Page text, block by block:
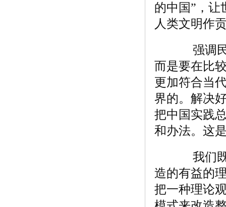
的中国”，让
人类文明作
强调民
而是要在比
更加符合当
界的。解决
把中国实践
和办法。这
我们既
造的有益的
把一种理论